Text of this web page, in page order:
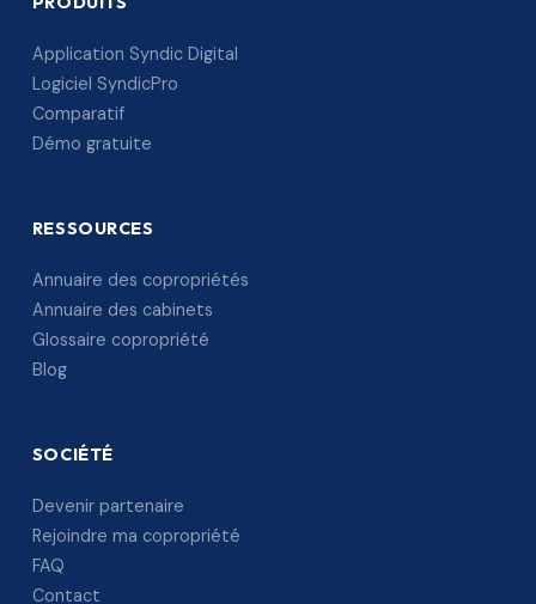
Application Syndic Digital
Logiciel SyndicPro
Comparatif
Démo gratuite
RESSOURCES
Annuaire des copropriétés
Annuaire des cabinets
Glossaire copropriété
Blog
SOCIÉTÉ
Devenir partenaire
Rejoindre ma copropriété
FAQ
Contact